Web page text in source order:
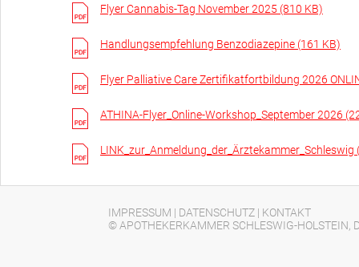
Flyer Cannabis-Tag November 2025 (810 KB)
Handlungsempfehlung Benzodiazepine (161 KB)
Flyer Palliative Care Zertifikatfortbildung 2026
ATHINA-Flyer_Online-Workshop_September 2026
LINK_zur_Anmeldung_der_Ärztekammer_Schleswig
IMPRESSUM | DATENSCHUTZ | KONTAKT
© APOTHEKERKAMMER SCHLESWIG-HOLSTEIN,